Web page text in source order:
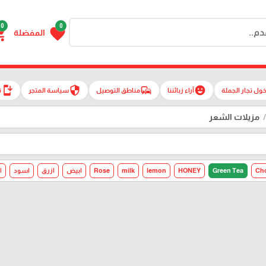
0
favorite المفضلة
0
تجار الجملة emoji_emotionsآراء زبائننا commuteمناطق التوصيل securityسياسة المتجر install_mobile
مزيلات الشعر
Green Tea
HONEY
lemon
milk
Rose ابيض ازرق اسود